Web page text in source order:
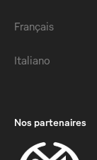
Français
Italiano
Nos partenaires